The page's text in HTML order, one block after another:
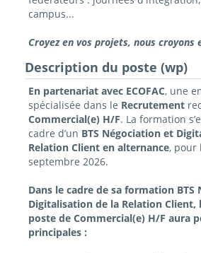
campus...
Croyez en vos projets, nous croyons
Description du poste (wp)
En partenariat avec ECOFAC, une
spécialisée dans le Recrutement
Commercial(e) H/F. La formation
cadre d’un BTS Négociation et
Relation Client en alternance, pour
septembre 2026.
Dans le cadre de sa formation BTS
Digitalisation de la Relation
poste de Commercial(e) H/F aura
principales :